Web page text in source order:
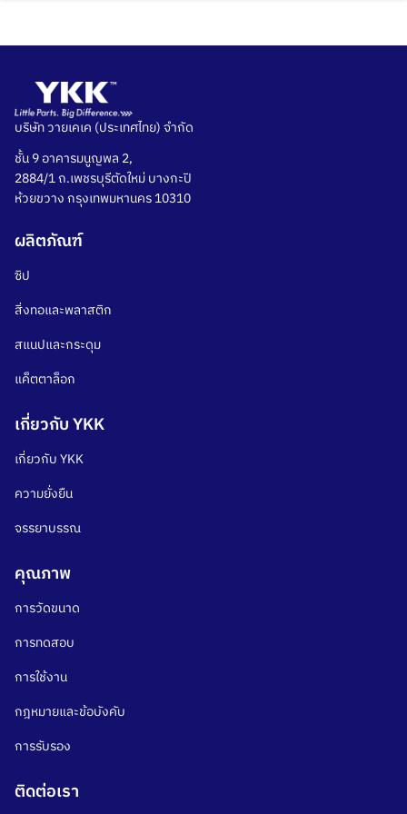
Search
บริษัท วายเคเค (ประเทศไทย) จำกัด
ชั้น 9 อาคารมนูญพล 2,
2884/1 ถ.เพชรบุรีตัดใหม่ บางกะปิ
ห้วยขวาง กรุงเทพมหานคร 10310
ผลิตภัณฑ์
ซิป
สิ่งทอและพลาสติก
สแนปและกระดุม
แค็ตตาล็อก
เกี่ยวกับ YKK
เกี่ยวกับ YKK
ความยั่งยืน
จรรยาบรรณ
คุณภาพ
การวัดขนาด
การทดสอบ
การใช้งาน
กฎหมายและข้อบังคับ
การรับรอง
ติดต่อเรา